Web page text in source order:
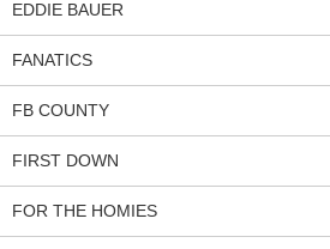
EDDIE BAUER
FANATICS
FB COUNTY
FIRST DOWN
FOR THE HOMIES